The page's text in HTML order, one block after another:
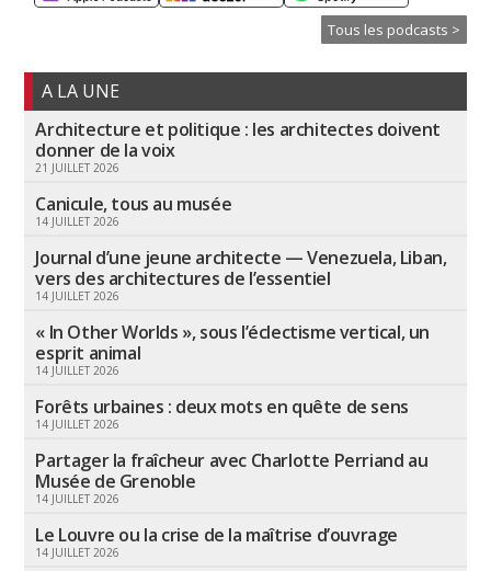
Tous les podcasts >
A LA UNE
Architecture et politique : les architectes doivent
donner de la voix
21 JUILLET 2026
Canicule, tous au musée
14 JUILLET 2026
Journal d’une jeune architecte — Venezuela, Liban,
vers des architectures de l’essentiel
14 JUILLET 2026
« In Other Worlds », sous l’éclectisme vertical, un
esprit animal
14 JUILLET 2026
Forêts urbaines : deux mots en quête de sens
14 JUILLET 2026
Partager la fraîcheur avec Charlotte Perriand au
Musée de Grenoble
14 JUILLET 2026
Le Louvre ou la crise de la maîtrise d’ouvrage
14 JUILLET 2026